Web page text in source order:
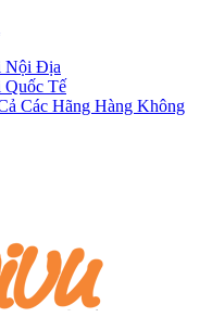
Nội Địa
Tế
Các Hãng Hàng Không